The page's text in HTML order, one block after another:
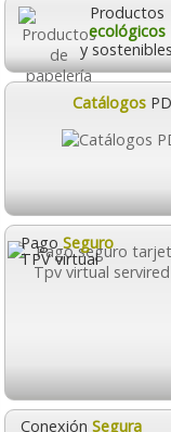
Productos
ecológicos
y sostenibles
Catálogos
Pago Seguro
TPV virtual
Conexión Segura